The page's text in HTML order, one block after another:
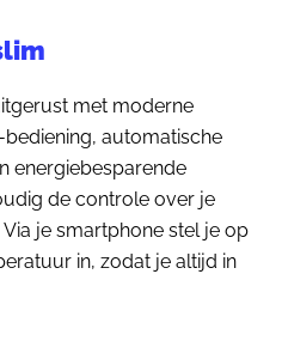
met moderne
automatische
energiebesparende
de controle over je
je smartphone stel je op
in, zodat je altijd in